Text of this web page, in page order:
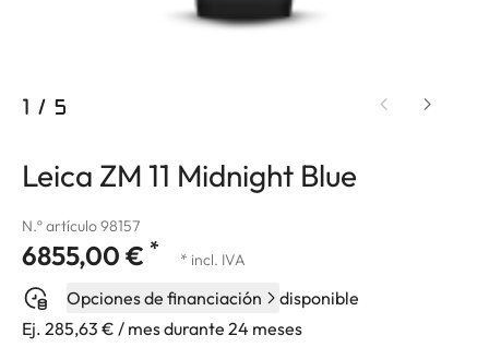
1 / 5
Leica ZM 11 Midnight Blue
N.º artículo 98157
6855,00 € * * incl. IVA
Opciones de financiación
disponible
Ej. 285,63 € / mes durante 24 meses